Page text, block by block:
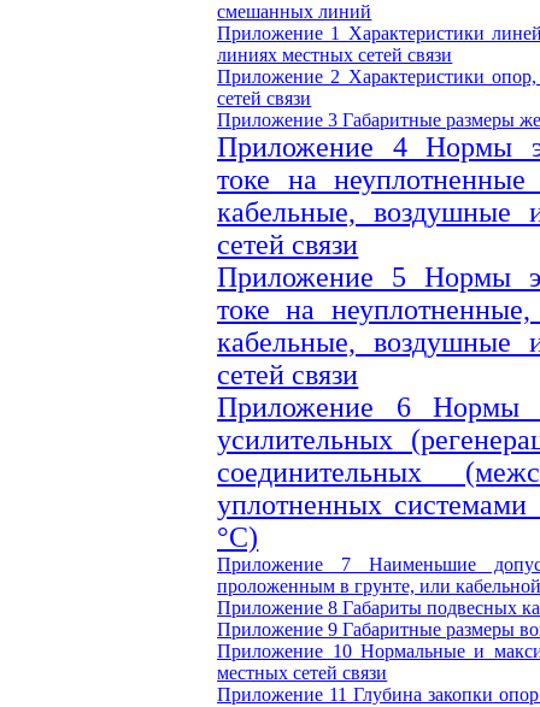
смешанных линий
Приложение 1 Характеристики
линиях местных сетей связи
Приложение 2 Характеристики
сетей связи
Приложение 3Габаритные размеры
Приложение 4Нормы
токе на неуплотненные
кабельные,
сетей связи
Приложение 5 Нормы
токе на
кабельные,
сетей связи
Приложение 6 Нормы
усилительных
соединительных
уплотненных системами
°С)
Приложение 7Наименьшие
проложенным в грунте, или
Приложение 8Габариты подвесных
Приложение 9Габаритные размеры
Приложение 10Нормальные и
местных сетей связи
Приложение 11Глубина закопки